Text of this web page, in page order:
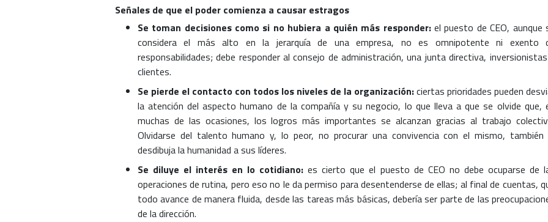
Señales de que el poder comienza a causar estragos
Se toman decisiones como si no hubiera a quién más responder:el puesto de CEO, aunque
considera el más alto en la jerarquía de una empresa, no es omnipotente ni exento
responsabilidades; debe responder al consejo de administración, una junta directiva,
clientes.
Se pierde el contacto con todos los niveles de la organización:ciertas prioridades pueden
la atención del aspecto humano de la compañía y su negocio, lo que lleva a que se olvide que,
muchas de las ocasiones, los logros más importantes se alcanzan gracias al trabajo
Olvidarse del talento humano y, lo peor, no procurar una convivencia con el mismo, también
desdibuja la humanidad a sus líderes.
Se diluye el interés en lo cotidiano:es cierto que el puesto de CEO no debe ocuparse de
operaciones de rutina, pero eso no le da permiso para desentenderse de ellas; al final de cuentas,
todo avance de manera fluida, desde las tareas más básicas, debería ser parte de las
de la dirección.